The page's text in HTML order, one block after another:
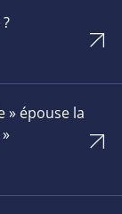
» épouse la